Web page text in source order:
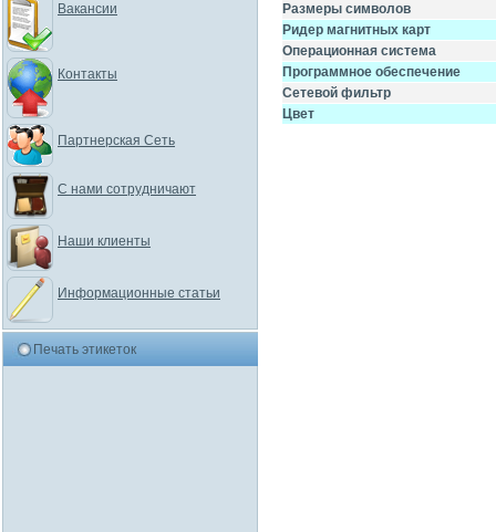
Размеры символов
Ридер магнитных карт
Операционная система
Программное обеспечение
Сетевой фильтр
Цвет
Вакансии
Контакты
Партнерская Сеть
С нами сотрудничают
Наши клиенты
Информационные статьи
Печать этикеток